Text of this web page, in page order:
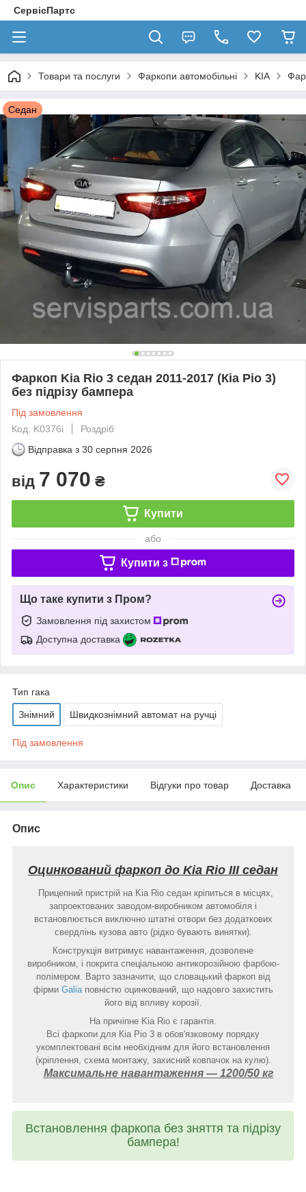
СервісПартс
Товари та послуги Фаркопи автомобільні KIA
Седан
Фаркоп Kia Rio 3 седан 2011-2017 (Кіа Ріо 3)
без підрізу бампера
Під замовлення
Код: K0376i
Роздріб
Відправка з 30 серпня 2026
від 7 070 ₴
Купити
або
Купити з
Що таке купити з Пром?
Замовлення під захистом
Доступна доставка
Тип гака
Знімний Швидкознімний автомат на ручці
Під замовлення
Опис Характеристики Відгуки про товар Доставка
Опис
Оцинкований фаркоп до Kia Rio III седан
Прицепний пристрій на Kia Rio седан кріпиться в місцях,
запроектованих заводом-виробником автомобіля і
встановлюється виключно штатні отвори без додаткових
свердлінь кузова авто (рідко бувають винятки).
Конструкція витримує навантаження, дозволене
виробником, і покрита спеціальною антикорозійною фарбою-
полімером. Варто зазначити, що словацький фаркоп від
фірми Galiaповністю оцинкований, що надовго захистить
його від впливу корозії.
На причіпне Kia Rio є гарантія.
Всі фаркопи для Кіа Ріо 3 в обов'язковому порядку
укомплектовані всім необхідним для його встановлення
(кріплення, схема монтажу, захисний ковпачок на кулю).
Максимальне навантаження ― 1200/50 кг
Встановлення фаркопа без зняття та підрізу
бампера!